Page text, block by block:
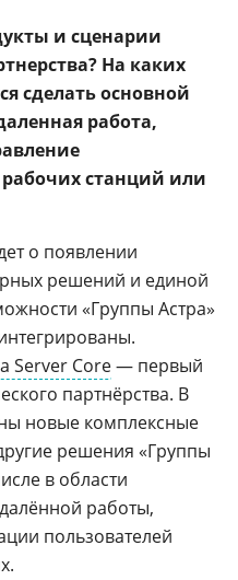
и сценарии
На каких
сделать основной
работа,
станций или
о появлении
решений и единой
«Группы Астра»
Server Core— первый
партнёрства. В
новые комплексные
решения «Группы
в области
работы,
пользователей